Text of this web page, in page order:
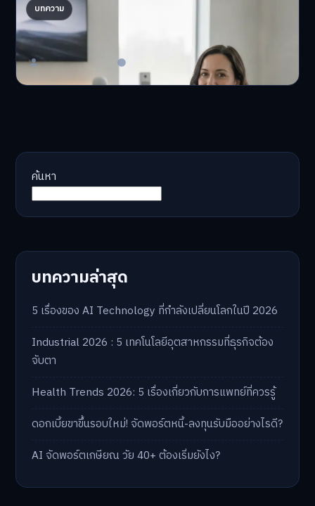
บทความ
AI จัดพอร์ตให้ปัง! เทรนด์ลงทุนยุคใหม่ ไม่ต้องเฝ้า
จอ
AI จัดพอร์ตให้ปัง! หมด…
Master Bussiness 23 มิถุนายน 2026
ค้นหา
บทความล่าสุด
5 เรื่องของ AI Technology ที่กำลังเปลี่ยนโลกในปี 2026
Industrial 2026 : 5 เทคโนโลยีอุตสาหกรรมที่ธุรกิจต้อง
จับตา
Health Trends 2026: 5 เรื่องเกี่ยวกับการแพทย์ที่ควรรู้
ดอกเบี้ยขาขึ้นรอบใหม่! จัดพอร์ตหนี้-ลงทุนรับมืออย่างไรดี?
AI จัดพอร์ตเกษียณ วัย 40+ ต้องเริ่มยังไง?